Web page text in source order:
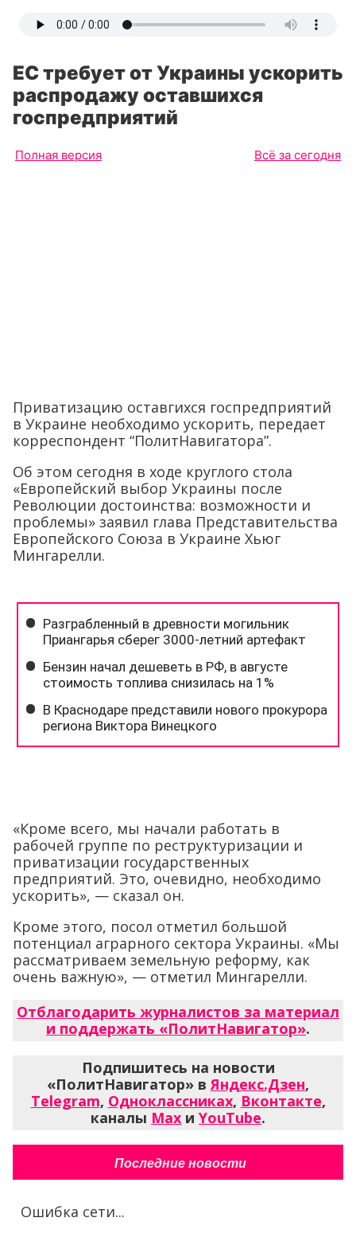
ЕС требует от Украины ускорить
распродажу оставшихся
госпредприятий
Полная версия Всё за сегодня
Приватизацию оставгихся госпредприятий
в Украине необходимо ускорить, передает
корреспондент “ПолитНавигатора”.
Об этом сегодня в ходе круглого стола
«Европейский выбор Украины после
Революции достоинства: возможности и
проблемы» заявил глава Представительства
Европейского Союза в Украине Хьюг
Мингарелли.
«Кроме всего, мы начали работать в
рабочей группе по реструктуризации и
приватизации государственных
предприятий. Это, очевидно, необходимо
ускорить», — сказал он.
Кроме этого, посол отметил большой
потенциал аграрного сектора Украины. «Мы
рассматриваем земельную реформу, как
очень важную», — отметил Мингарелли.
Отблагодарить журналистов за материал
и поддержать «ПолитНавигатор».
Подпишитесь на новости
«ПолитНавигатор» вЯндекс.Дзен,
Telegram, Одноклассниках, Вконтакте,
каналы Max и YouTube.
Последние новости
Ошибка сети...